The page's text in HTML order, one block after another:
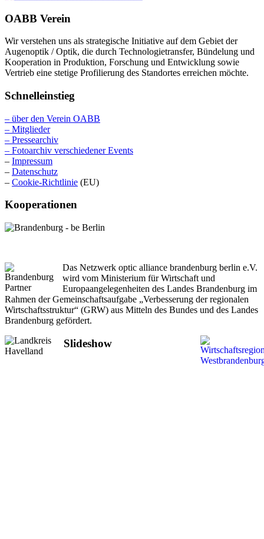
OABB Verein
Wir verstehen uns als strategische Initiative auf dem Gebiet der
Augenoptik / Optik, die durch Technologietransfer, Bündelung und
Kooperation in Produktion, Forschung und Entwicklung sowie
Vertrieb eine stetige Profilierung des Standortes erreichen möchte.
Schnelleinstieg
– über den Verein OABB
– Mitglieder
– Pressearchiv
– Fotoarchiv verschiedener Events
– Impressum
– Datenschutz
– Cookie-Richtlinie (EU)
Kooperationen
Das Netzwerk optic alliance brandenburg berlin e.V.
wird vom Ministerium für Wirtschaft und
Europaangelegenheiten des Landes Brandenburg im
Rahmen der Gemeinschaftsaufgabe „Verbesserung der regionalen
Wirtschaftsstruktur“ (GRW) aus Mitteln des Bundes und des Landes
Brandenburg gefördert.
Slideshow